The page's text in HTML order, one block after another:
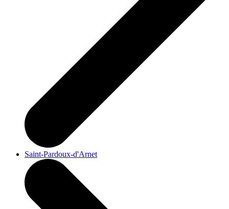
Saint-Pardoux-d'Arnet